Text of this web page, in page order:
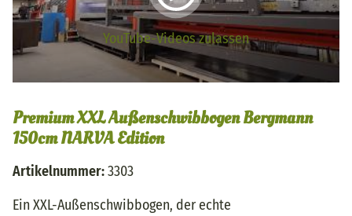
YouTube-Videos zulassen
Premium XXL Außenschwibbogen Bergmann
150cm NARVA Edition
Artikelnummer:3303
Ein XXL-Außenschwibbogen, der echte